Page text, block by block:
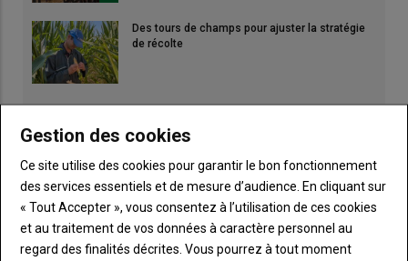
Des tours de champs pour ajuster la stratégie
de récolte
Gestion des cookies
Ce site utilise des cookies pour garantir le bon fonctionnement
des services essentiels et de mesure d’audience. En cliquant sur
« Tout Accepter », vous consentez à l’utilisation de ces cookies
et au traitement de vos données à caractère personnel au
regard des finalités décrites. Vous pourrez à tout moment